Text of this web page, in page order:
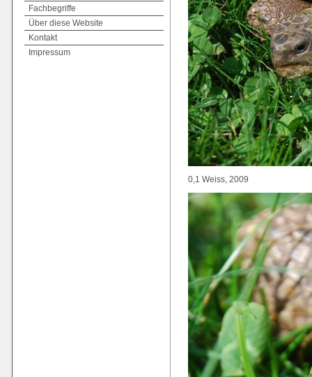
Fachbegriffe
Über diese Website
Kontakt
Impressum
0,1 Weiss, 2009